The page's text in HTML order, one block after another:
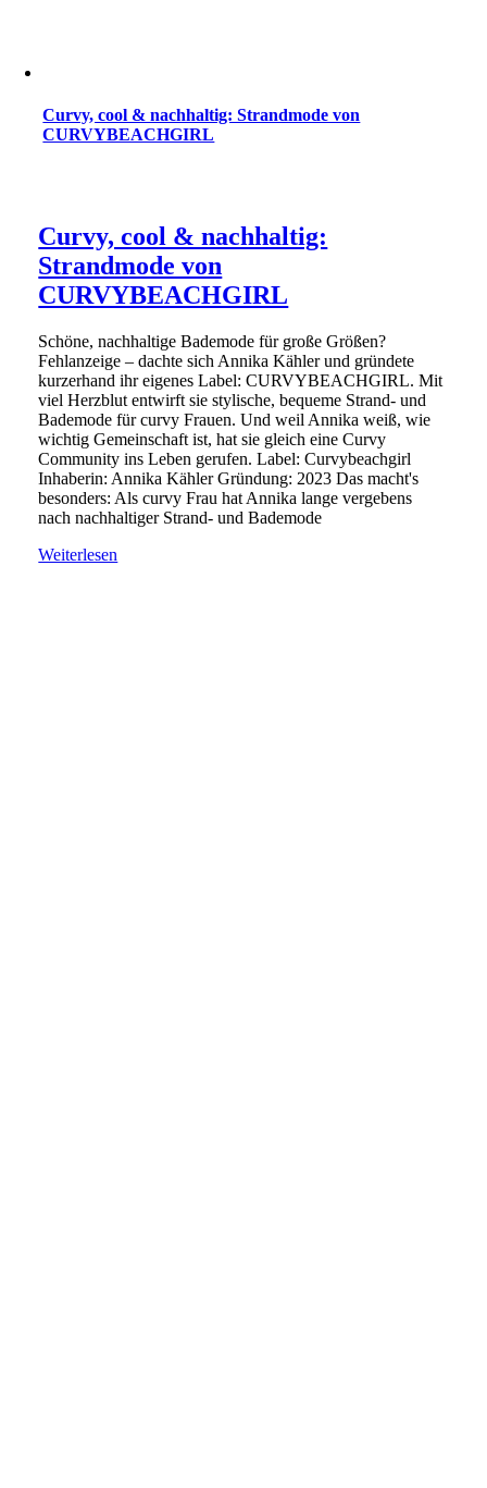
Curvy, cool & nachhaltig: Strandmode von
CURVYBEACHGIRL
Curvy, cool & nachhaltig:
Strandmode von
CURVYBEACHGIRL
Schöne, nachhaltige Bademode für große Größen?
Fehlanzeige – dachte sich Annika Kähler und gründete
kurzerhand ihr eigenes Label: CURVYBEACHGIRL. Mit
viel Herzblut entwirft sie stylische, bequeme Strand- und
Bademode für curvy Frauen. Und weil Annika weiß, wie
wichtig Gemeinschaft ist, hat sie gleich eine Curvy
Community ins Leben gerufen. Label: Curvybeachgirl
Inhaberin: Annika Kähler Gründung: 2023 Das macht's
besonders: Als curvy Frau hat Annika lange vergebens
nach nachhaltiger Strand- und Bademode
Weiterlesen